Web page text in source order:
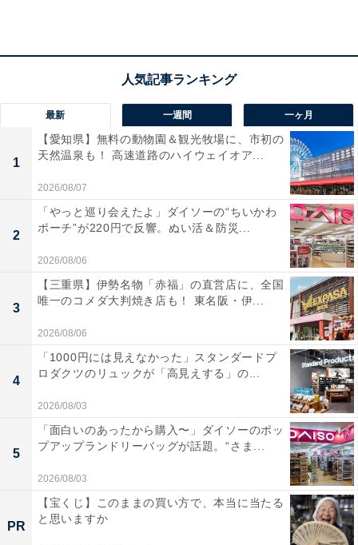
ユーザーからは「コンパクトなのに映画館のような迫
力」「Dolby Atmosの立体感が素晴らしい」という声が
あがっています。一方で、「もう少し設定が簡単だと助
かる」という声も。高音質のホームシアターを手軽に楽
しみたい人や、限られたスペースで最高のサウンドを求
める人には、おすすめの商品といえそうです。
【今日チェックしたい】ゼンハイザーの人気商品5
最新 一週間 一ヶ月
1
【愛知県】無料の動物園＆観光牧場に、市初の
天然温泉も！ 高速道路のハイウェイオア...
2026/08/07
2
「やっと巡り会えたよ」ダイソーの“ちいかわ
ポーチ”が220円で反響。ぬい活＆防災...
2026/08/06
3
【三重県】伊勢名物「赤福」の直営店に、全国
唯一のコメダ大判焼き店も！ 東名阪・伊...
2026/08/06
4
「1000円には見えなかった」スタンダードプ
ロダクツのリュックが「高見えする」の...
2026/08/03
5
「面白いのあったから購入〜」ダイソーのポッ
プアップランドリーバッグが話題。“さま...
2026/08/03
PR
【宝くじ】このままの買い方で、本当に当たる
と思いますか